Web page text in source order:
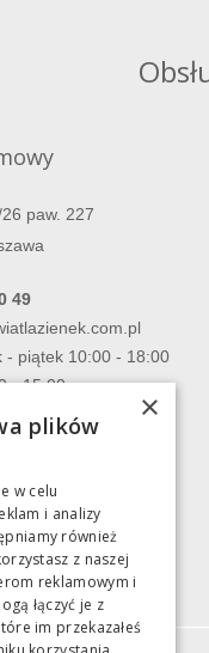
paw. 227
49
- piątek 10:00 - 18:00
- 15:00
×
plików
w celu
i analizy
również
z naszej
reklamowym i
łączyć je z
im przekazałeś